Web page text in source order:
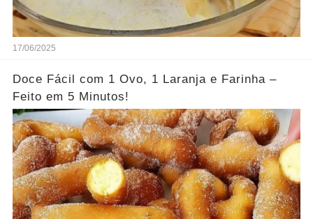
17/06/2025
Doce Fácil com 1 Ovo, 1 Laranja e Farinha –
Feito em 5 Minutos!